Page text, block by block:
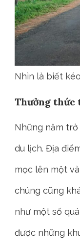
Nhìn là biết
Thưởng thức
Những năm
du lịch. Địa
mọc lên một
chúng cũng
như một số
được những